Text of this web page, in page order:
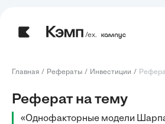
/ех.
Главная Рефераты Инвестиции
Реферат на тему
«Однофакторные модели